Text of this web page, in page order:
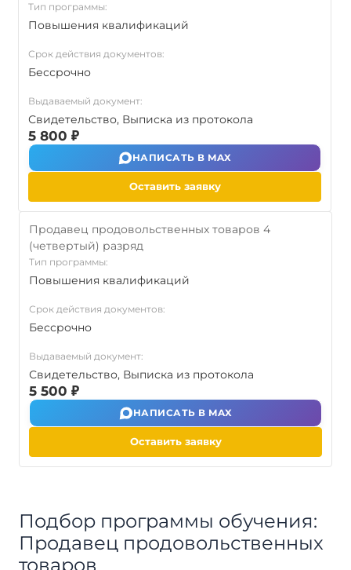
Тип программы:
Повышения квалификаций
Срок действия документов:
Бессрочно
Выдаваемый документ:
Свидетельство, Выписка из протокола
5 800 ₽
НАПИСАТЬ В MAX
Оставить заявку
Продавец продовольственных товаров 4
(четвертый) разряд
Тип программы:
Повышения квалификаций
Срок действия документов:
Бессрочно
Выдаваемый документ:
Свидетельство, Выписка из протокола
5 500 ₽
НАПИСАТЬ В MAX
Оставить заявку
Подбор программы обучения:
Продавец продовольственных
товаров